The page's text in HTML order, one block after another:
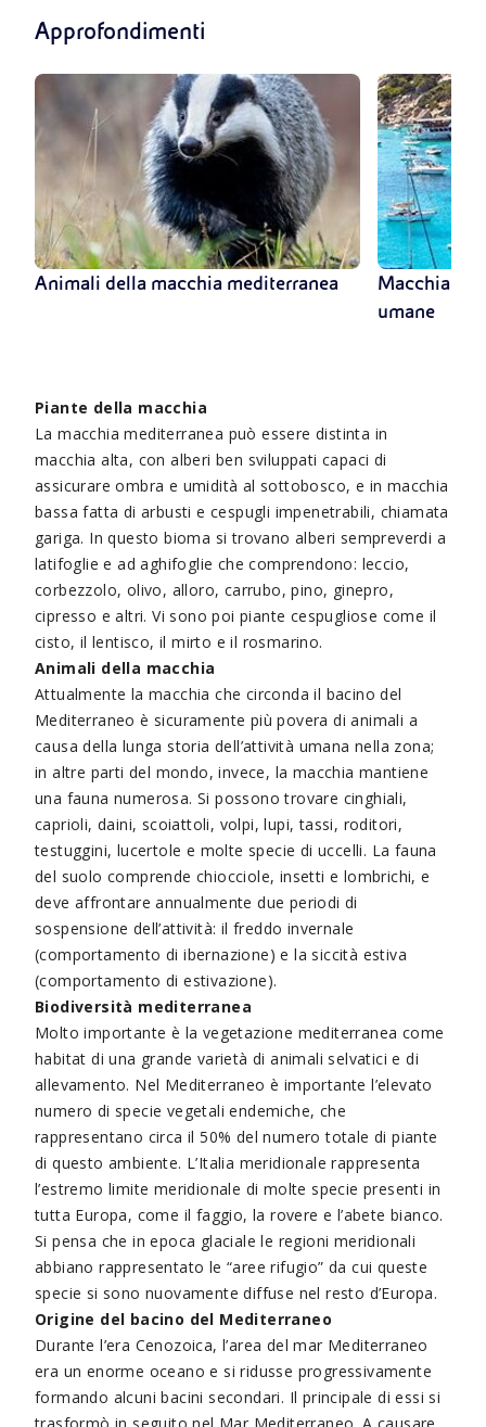
Approfondimenti
Animali della macchia mediterranea
Macchia
umane
Piante della macchia
La macchia mediterranea può essere distinta in
macchia alta, con alberi ben sviluppati capaci di
assicurare ombra e umidità al sottobosco, e in macchia
bassa fatta di arbusti e cespugli impenetrabili, chiamata
gariga. In questo bioma si trovano alberi sempreverdi a
latifoglie e ad aghifoglie che comprendono: leccio,
corbezzolo, olivo, alloro, carrubo, pino, ginepro,
cipresso e altri. Vi sono poi piante cespugliose come il
cisto, il lentisco, il mirto e il rosmarino.
Animali della macchia
Attualmente la macchia che circonda il bacino del
Mediterraneo è sicuramente più povera di animali a
causa della lunga storia dell’attività umana nella zona;
in altre parti del mondo, invece, la macchia mantiene
una fauna numerosa. Si possono trovare cinghiali,
caprioli, daini, scoiattoli, volpi, lupi, tassi, roditori,
testuggini, lucertole e molte specie di uccelli. La fauna
del suolo comprende chiocciole, insetti e lombrichi, e
deve affrontare annualmente due periodi di
sospensione dell’attività: il freddo invernale
(comportamento di ibernazione) e la siccità estiva
(comportamento di estivazione).
Biodiversità mediterranea
Molto importante è la vegetazione mediterranea come
habitat di una grande varietà di animali selvatici e di
allevamento. Nel Mediterraneo è importante l’elevato
numero di specie vegetali endemiche, che
rappresentano circa il 50% del numero totale di piante
di questo ambiente. L’Italia meridionale rappresenta
l’estremo limite meridionale di molte specie presenti in
tutta Europa, come il faggio, la rovere e l’abete bianco.
Si pensa che in epoca glaciale le regioni meridionali
abbiano rappresentato le “aree rifugio” da cui queste
specie si sono nuovamente diffuse nel resto d’Europa.
Origine del bacino del Mediterraneo
Durante l’era Cenozoica, l’area del mar Mediterraneo
era un enorme oceano e si ridusse progressivamente
formando alcuni bacini secondari. Il principale di essi si